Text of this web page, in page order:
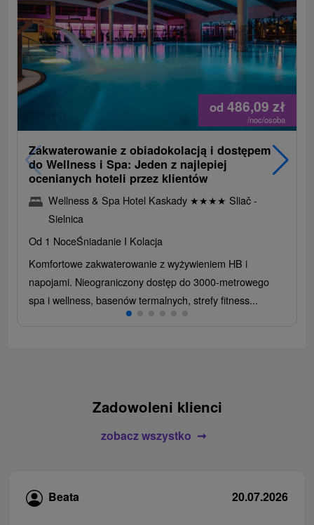
od 486,09 zł
/noc/osoba
Zakwaterowanie z obiadokolacją i dostępem
do Wellness i Spa: Jeden z najlepiej
ocenianych hoteli przez klientów
Wellness & Spa Hotel Kaskady ★★★★ Sliač -
Sielnica
Od 1 NoceŚniadanie I Kolacja
Komfortowe zakwaterowanie z wyżywieniem HB i
napojami. Nieograniczony dostęp do 3000-metrowego
spa i wellness, basenów termalnych, strefy fitness...
Zadowoleni klienci
zobacz wszystko
Beata 20.07.2026